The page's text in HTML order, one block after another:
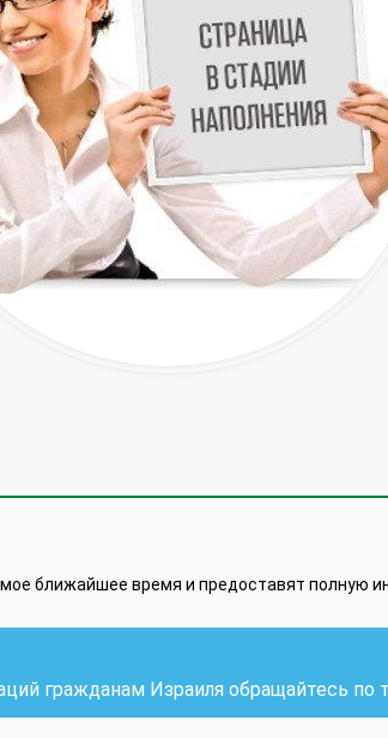
ближайшее время и предоставят полную
гражданам Израиля обращайтесь по